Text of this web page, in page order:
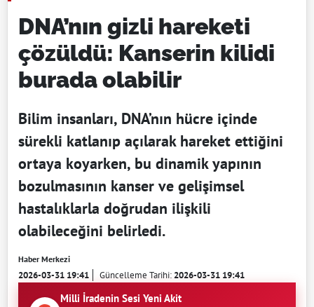
DNA’nın gizli hareketi
çözüldü: Kanserin kilidi
burada olabilir
Bilim insanları, DNA’nın hücre içinde
sürekli katlanıp açılarak hareket ettiğini
ortaya koyarken, bu dinamik yapının
bozulmasının kanser ve gelişimsel
hastalıklarla doğrudan ilişkili
olabileceğini belirledi.
Haber Merkezi
2026-03-31 19:41 Güncelleme Tarihi:2026-03-31 19:41
Milli İradenin Sesi Yeni Akit